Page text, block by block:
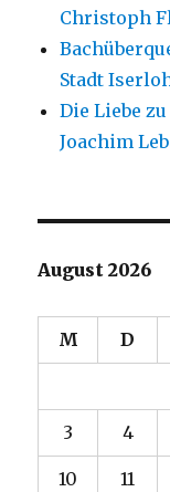
Christoph
Stadt
Die Liebe
Joachim
August 2026
M D
3 4
10 11